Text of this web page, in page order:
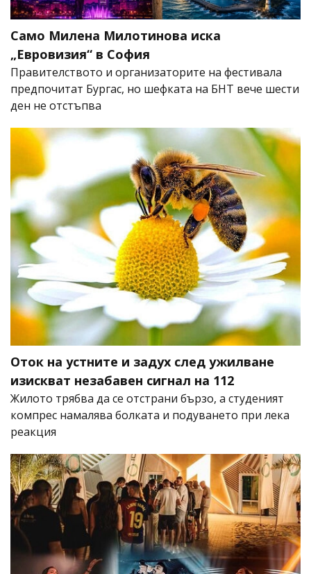
Само Милена Милотинова иска
„Евровизия“ в София
Правителството и организаторите на фестивала
предпочитат Бургас, но шефката на БНТ вече шести
ден не отстъпва
Оток на устните и задух след ужилване
изискват незабавен сигнал на 112
Жилото трябва да се отстрани бързо, а студеният
компрес намалява болката и подуването при лека
реакция